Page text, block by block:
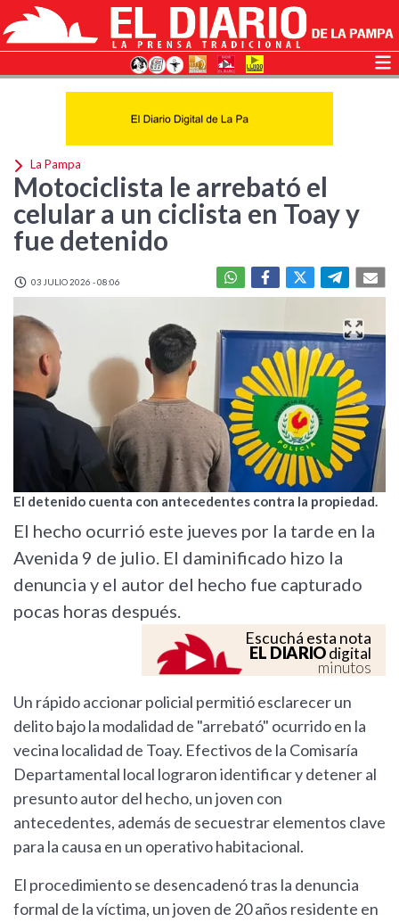
La Pampa
Motociclista le arrebató el
celular a un ciclista en Toay y
fue detenido
03 JULIO 2026 - 08:06
El detenido cuenta con antecedentes contra la propiedad.
El hecho ocurrió este jueves por la tarde en la
Avenida 9 de julio. El daminificado hizo la
denuncia y el autor del hecho fue capturado
pocas horas después.
Escuchá esta nota
EL DIARIOdigital
minutos
Un rápido accionar policial permitió esclarecer un
delito bajo la modalidad de "arrebató" ocurrido en la
vecina localidad de Toay. Efectivos de la Comisaría
Departamental local lograron identificar y detener al
presunto autor del hecho, un joven con
antecedentes, además de secuestrar elementos clave
para la causa en un operativo habitacional.
El procedimiento se desencadenó tras la denuncia
formal de la víctima, un joven de 20 años residente en